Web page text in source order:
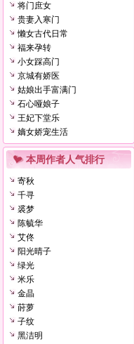
将门庶女
贵妻入寒门
懒女古代日常
福来孕转
小女踩高门
京城有娇医
姑娘出手富满门
石心哑娘子
王妃下堂乐
嫡女娇宠生活
本周作者人气排行
寄秋
千寻
裘梦
陈毓华
艾佟
阳光晴子
绿光
米乐
金晶
莳萝
子纹
黑洁明